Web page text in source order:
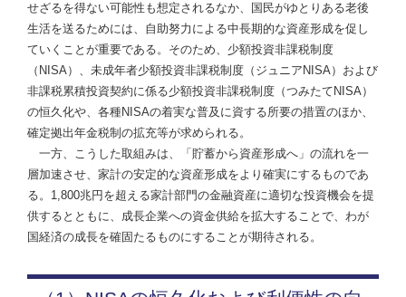
せざるを得ない可能性も想定されるなか、国民がゆとりある老後
生活を送るためには、自助努力による中長期的な資産形成を促し
ていくことが重要である。そのため、少額投資非課税制度
（NISA）、未成年者少額投資非課税制度（ジュニアNISA）および
非課税累積投資契約に係る少額投資非課税制度（つみたてNISA）
の恒久化や、各種NISAの着実な普及に資する所要の措置のほか、
確定拠出年金税制の拡充等が求められる。
一方、こうした取組みは、「貯蓄から資産形成へ」の流れを一
層加速させ、家計の安定的な資産形成をより確実にするものであ
る。1,800兆円を超える家計部門の金融資産に適切な投資機会を提
供するとともに、成長企業への資金供給を拡大することで、わが
国経済の成長を確固たるものにすることが期待される。